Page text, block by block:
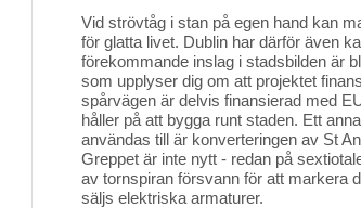
Vid strövtåg i stan på egen hand kan
för glatta livet. Dublin har därför även
förekommande inslag i stadsbilden är
som upplyser dig om att projektet
spårvägen är delvis finansierad med
håller på att bygga runt staden. Ett
användas till är konverteringen av St
Greppet är inte nytt - redan på
av tornspiran försvann för att markera
säljs elektriska armaturer.